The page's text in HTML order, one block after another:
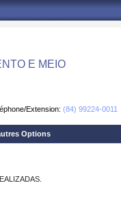
E MEIO
Extension: (84) 99224-0011
Options